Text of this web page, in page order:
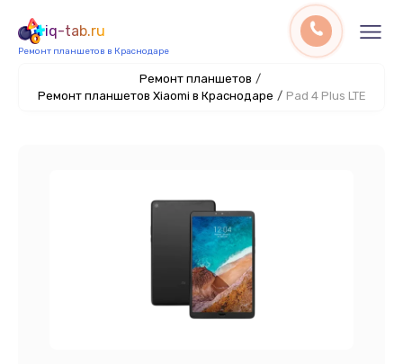
iq-tab.ru
Ремонт планшетов в Краснодаре
Ремонт планшетов /
Ремонт планшетов Xiaomi в Краснодаре / Pad 4 Plus LTE